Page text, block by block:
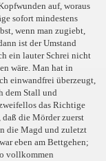
auf, woraus
sofort mindestens
wenn man zugiebt,
ist der Umstand
ein lauter Schrei nicht
wäre. Man hat in
einwandfrei überzeugt,
dem Stall und
das Richtige
die Mörder zuerst
die Magd und zuletzt
eben am Bettgehen;
vollkommen